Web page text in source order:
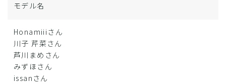
モデル名
Honamiiiさん
川子 芹菜さん
芦川まめさん
みずほさん
issanさん